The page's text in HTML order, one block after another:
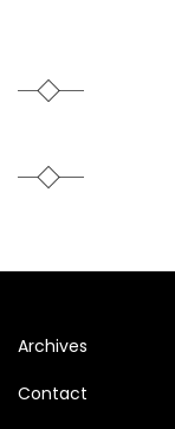
Archives
Contact